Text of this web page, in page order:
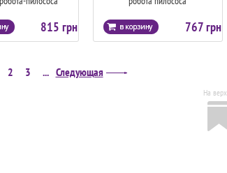
815 грн 767 грн
2 3 ... Следующая
На верх